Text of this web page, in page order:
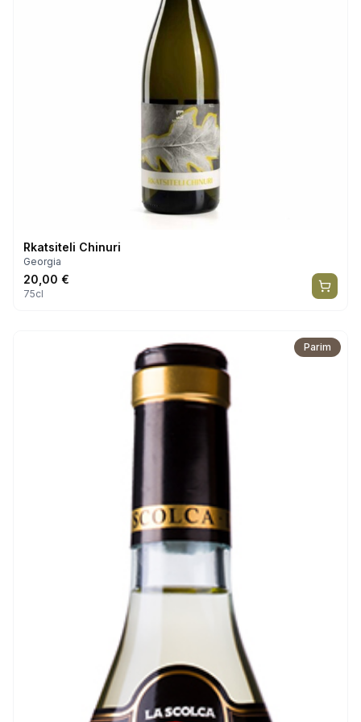
Rkatsiteli Chinuri
Georgia
20,00 €
75cl
Parim